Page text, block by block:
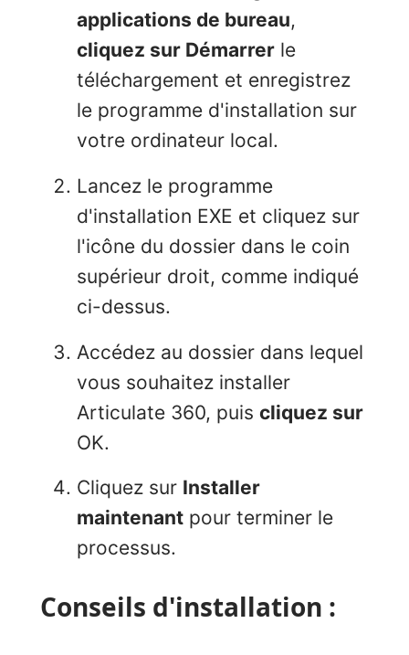
applications de bureau,
cliquez sur Démarrer le
téléchargement et enregistrez
le programme d'installation sur
votre ordinateur local.
Lancez le programme
d'installation EXE et cliquez sur
l'icône du dossier dans le coin
supérieur droit, comme indiqué
ci-dessus.
Accédez au dossier dans lequel
vous souhaitez installer
Articulate 360, puis cliquez sur
OK.
Cliquez sur Installer
maintenant pour terminer le
processus.
Conseils d'installation :